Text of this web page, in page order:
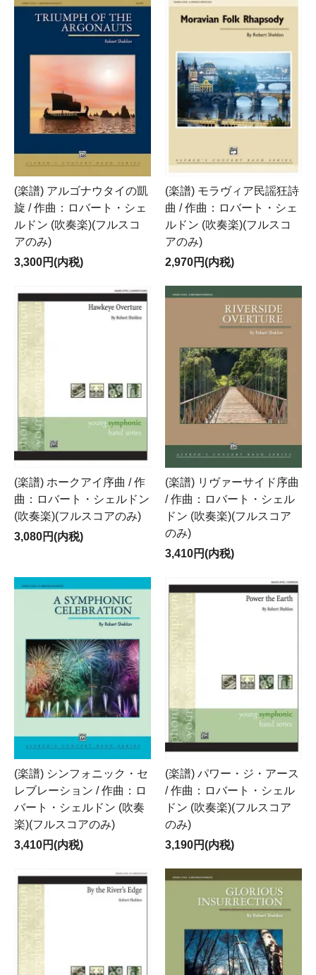
(楽譜) アルゴナウタイの凱
旋 / 作曲：ロバート・シェ
ルドン (吹奏楽)(フルスコ
アのみ)
3,300円(内税)
(楽譜) モラヴィア民謡狂詩
曲 / 作曲：ロバート・シェ
ルドン (吹奏楽)(フルスコ
アのみ)
2,970円(内税)
(楽譜) ホークアイ序曲 / 作
曲：ロバート・シェルドン
(吹奏楽)(フルスコアのみ)
3,080円(内税)
(楽譜) リヴァーサイド序曲
/ 作曲：ロバート・シェル
ドン (吹奏楽)(フルスコア
のみ)
3,410円(内税)
(楽譜) シンフォニック・セ
レブレーション / 作曲：ロ
バート・シェルドン (吹奏
楽)(フルスコアのみ)
3,410円(内税)
(楽譜) パワー・ジ・アース
/ 作曲：ロバート・シェル
ドン (吹奏楽)(フルスコア
のみ)
3,190円(内税)